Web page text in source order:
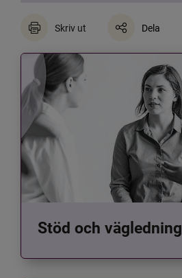
Skriv ut Dela
Stöd och vägledning